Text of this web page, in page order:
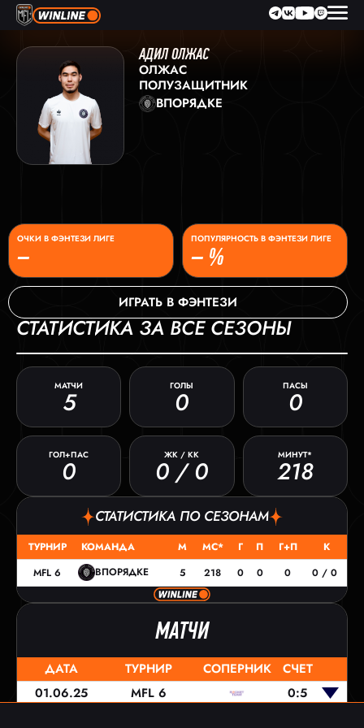
АДИЛ ОЛЖАС
ОЛЖАС
ПОЛУЗАЩИТНИК
ВПОРЯДКЕ
–
ОЧКИ В ФЭНТЕЗИ ЛИГЕ
– %
ПОПУЛЯРНОСТЬ В ФЭНТЕЗИ ЛИГЕ
ИГРАТЬ В ФЭНТЕЗИ
СТАТИСТИКА ЗА ВСЕ СЕЗОНЫ
МАТЧИ
5
ГОЛЫ
0
ПАСЫ
0
ГОЛ+ПАС
0
ЖК / КК
0 / 0
МИНУТ*
218
СТАТИСТИКА ПО СЕЗОНАМ
ТУРНИР КОМАНДА М МС* Г П Г+П
К
MFL 6
ВПОРЯДКЕ 5 218 0 0 0 0 / 0
МАТЧИ
ДАТА ТУРНИР СОПЕРНИК
СЧЕТ
01.06.25
MFL 6
0:5